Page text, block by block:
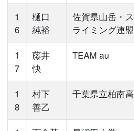
1
6
樋口
純裕
佐賀県山岳・
ライミング連盟
1
7
藤井
快
TEAM au
1
8
村下
善乙
千葉県立柏南